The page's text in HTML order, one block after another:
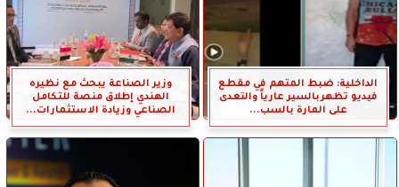
الداخلية: ضبط المتهم في مقطع
فيديو تظهربالسير عارياً والتعدى
على المارة بالسب...
وزير الصناعة يبحث مع نظيره
الهندي إطلاق منصة للتكامل
الصناعي وزيادة الاستثمارات...